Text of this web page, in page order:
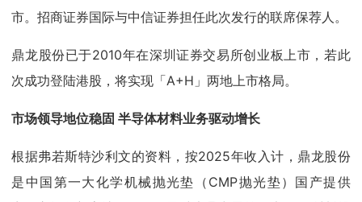
市。招商证券国际与中信证券担任此次发行的联席保荐人。
鼎龙股份已于2010年在深圳证券交易所创业板上市，若此
次成功登陆港股，将实现「A+H」两地上市格局。
市场领导地位稳固 半导体材料业务驱动增长
根据弗若斯特沙利文的资料，按2025年收入计，鼎龙股份
是中国第一大化学机械抛光垫（CMP抛光垫）国产提供